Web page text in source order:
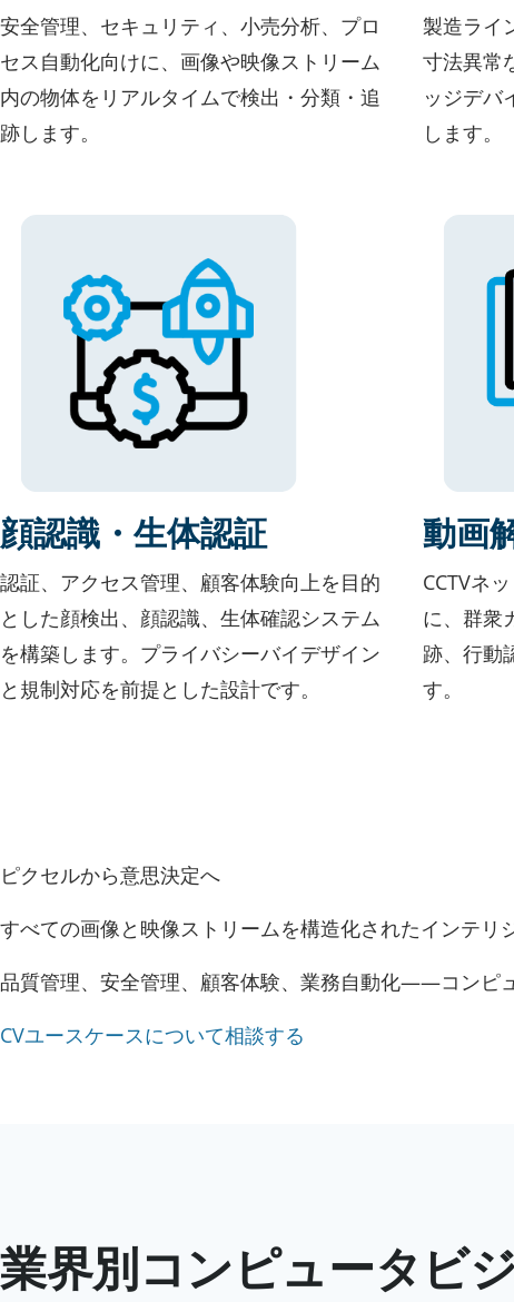
安全管理、セキュリティ、小売分析、プロ
セス自動化向けに、画像や映像ストリーム
内の物体をリアルタイムで検出・分類・追
跡します。
製造ライ
寸法異常
ッジデバ
します。
顔認識・生体認証
認証、アクセス管理、顧客体験向上を目的
とした顔検出、顔認識、生体確認システム
を構築します。プライバシーバイデザイン
と規制対応を前提とした設計です。
動画
CCTVネ
に、群衆
跡、行動
す。
ピクセルから意思決定へ
すべての画像と映像ストリームを構造化されたインテリ
品質管理、安全管理、顧客体験、業務自動化——コンピ
CVユースケースについて相談する
業界別コンピュータビ